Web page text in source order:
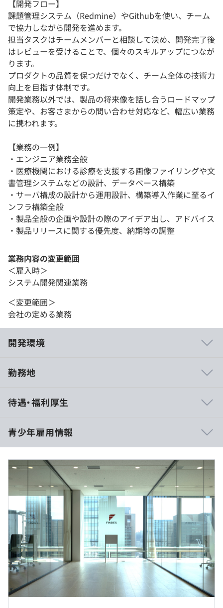
【開発フロー】
課題管理システム（Redmine）やGithubを使い、チーム
で協力しながら開発を進めます。
担当タスクはチームメンバーと相談して決め、開発完了後
はレビューを受けることで、個々のスキルアップにつなが
ります。
プロダクトの品質を保つだけでなく、チーム全体の技術力
向上を目指す体制です。
開発業務以外では、製品の将来像を話し合うロードマップ
策定や、お客さまからの問い合わせ対応など、幅広い業務
に携われます。
【業務の一例】
・エンジニア業務全般
・医療機関における診療を支援する画像ファイリングや文
書管理システムなどの設計、データベース構築
・サーバ構成の設計から運用設計、構築導入作業に至るイ
ンフラ構築全般
・製品全般の企画や設計の際のアイデア出し、アドバイス
・製品リリースに関する優先度、納期等の調整
業務内容の変更範囲
＜雇入時＞
システム開発関連業務
＜変更範囲＞
会社の定める業務
開発環境
エンジニア一人ひとりの裁量を尊重する風土です。若手で
囲に参画できます。あなたのアイデアと挑戦を歓迎しま
す。
■ AIを使いこなす、最先端の開発スタイル
開発現場では Claude Code・GitHub Copilot・Gemini と
いった生成AIを日常的に活用しています。コード生成にと
どまらず、テスト生成・コードレビュー・仕様やドキュメ
ントの作成まで幅広くAIを使い、エンジニアはより本質的
な設計や課題解決に集中できる環境です。
さらに社内勉強会も活発で、メンバー同士が日々意欲的に
AIを学び合う文化が根づいています。
■ フラットで助け合うチーム文化
年齢や経験に関わらず、自由に意見を交わせる環境です。
チーム全体で業務をカバーし合う体制なので、安心して挑
勤務地
待遇・福利厚生
（※想定年収は年収提示額を保証するものではありません）
標準労働時間（1日）：7.5時間
※10：00～15：00 を含めれば、出勤時間は基本的に自由
です。
休憩時間：60分 ※昼食時間は定めていないので、空い
ている時間で昼食を取ることが可能です
平均残業時間：17.5時間
青少年雇用情報
過去３年間の新卒採用者数・離職者数
前年度 採用者数6人 離職者数0人
2年度前 採用者数3人 離職者数0人
3年度前 採用者数7人 離職者数1人
過去３年間の新卒採用者数の男女別人数
前年度 男性1人 女性5人
2年度前 男性2人 女性1人
3年度前 男性2人 女性5人
平均勤続年数
6.8年